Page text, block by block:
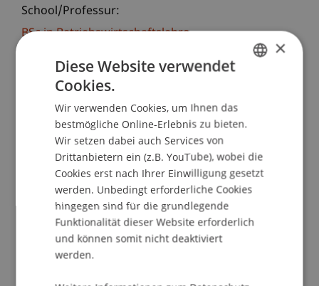
School/Professur:
BSc in Betriebswirtschaftslehre
Einblick ins Studentenleben
Wie funktioniert Studieren? Welche Uni ist die
richtige für mich? Es gibt so viele Möglichkeiten
und am besten findet man durch Praxiserfahrung
heraus, was zu einem passt. Wer wissen möchte,
wie man sich als Student oder Studentin fühlt,
kann das an der Universität Liechtenstein am
"Student for a day" erleben. An diesem Tag
können Schülerinnen und Schüler zusammen mit
Studierenden Vorlesungen besuchen, den
Campus erkunden und an Workshops
×
Diese Website verwendet
Cookies.
Wir verwenden Cookies, um Ihnen das
bestmögliche Online-Erlebnis zu bieten.
Wir setzen dabei auch Services von
Drittanbietern ein (z.B. YouTube), wobei die
Cookies erst nach Ihrer Einwilligung gesetzt
werden. Unbedingt erforderliche Cookies
hingegen sind für die grundlegende
Funktionalität dieser Website erforderlich
und können somit nicht deaktiviert
werden.